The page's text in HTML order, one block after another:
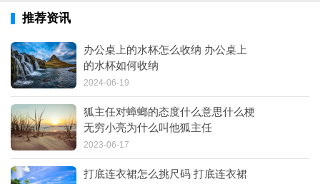
推荐资讯
办公桌上的水杯怎么收纳 办公桌上
的水杯如何收纳
2024-06-19
狐主任对蟑螂的态度什么意思什么梗
无穷小亮为什么叫他狐主任
2023-06-17
打底连衣裙怎么挑尺码 打底连衣裙